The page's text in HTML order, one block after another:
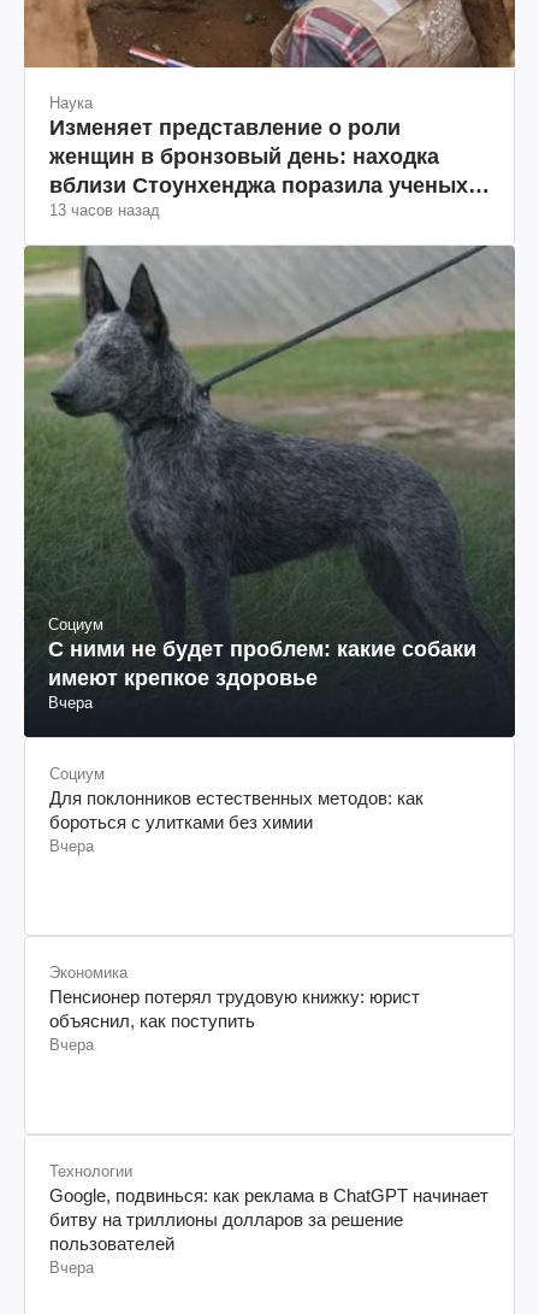
Наука
Изменяет представление о роли
женщин в бронзовый день: находка
вблизи Стоунхенджа поразила ученых
(фото)
13 часов назад
Социум
С ними не будет проблем: какие собаки
имеют крепкое здоровье
Вчера
Социум
Для поклонников естественных методов: как
бороться с улитками без химии
Вчера
Экономика
Пенсионер потерял трудовую книжку: юрист
объяснил, как поступить
Вчера
Технологии
Google, подвинься: как реклама в ChatGPT начинает
битву на триллионы долларов за решение
пользователей
Вчера